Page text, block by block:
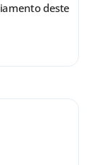
deste